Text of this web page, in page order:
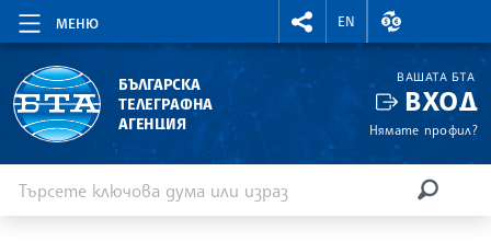
МЕНЮ
RIGHTMENU.SOCIAL
EN
ВАЛУТНИ
БЪЛГАРСКА
ТЕЛЕГРАФНА
АГЕНЦИЯ
ВАШАТА БТА
ВХОД
Нямате профил?